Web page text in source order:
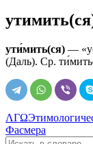
ути́мить(ся) —
(Даль). Ср.
ΛΓΩ
Фасмера